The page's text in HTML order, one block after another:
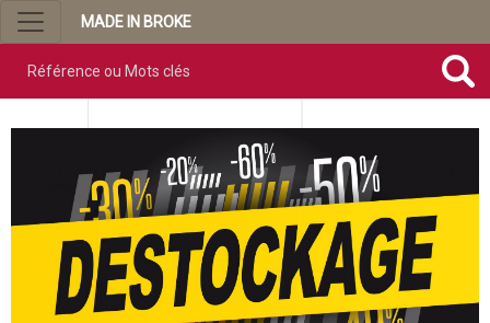
MADE IN BROKE